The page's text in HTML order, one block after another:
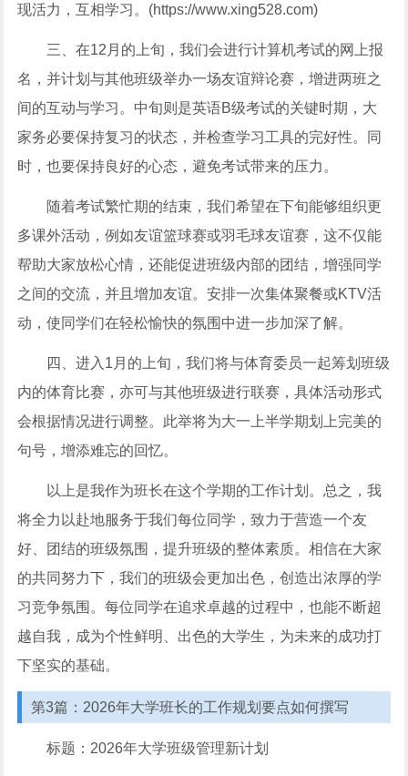
现活力，互相学习。(https://www.xing528.com)
三、在12月的上旬，我们会进行计算机考试的网上报
名，并计划与其他班级举办一场友谊辩论赛，增进两班之
间的互动与学习。中旬则是英语B级考试的关键时期，大
家务必要保持复习的状态，并检查学习工具的完好性。同
时，也要保持良好的心态，避免考试带来的压力。
随着考试繁忙期的结束，我们希望在下旬能够组织更
多课外活动，例如友谊篮球赛或羽毛球友谊赛，这不仅能
帮助大家放松心情，还能促进班级内部的团结，增强同学
之间的交流，并且增加友谊。安排一次集体聚餐或KTV活
动，使同学们在轻松愉快的氛围中进一步加深了解。
四、进入1月的上旬，我们将与体育委员一起筹划班级
内的体育比赛，亦可与其他班级进行联赛，具体活动形式
会根据情况进行调整。此举将为大一上半学期划上完美的
句号，增添难忘的回忆。
以上是我作为班长在这个学期的工作计划。总之，我
将全力以赴地服务于我们每位同学，致力于营造一个友
好、团结的班级氛围，提升班级的整体素质。相信在大家
的共同努力下，我们的班级会更加出色，创造出浓厚的学
习竞争氛围。每位同学在追求卓越的过程中，也能不断超
越自我，成为个性鲜明、出色的大学生，为未来的成功打
下坚实的基础。
第3篇：2026年大学班长的工作规划要点如何撰写
标题：2026年大学班级管理新计划